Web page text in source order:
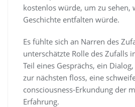
kostenlos würde, um zu sehen,
Geschichte entfalten würde.
Es fühlte sich an Narren des
unterschätzte Rolle des Zufalls
Teil eines Gesprächs, ein
zur nächsten floss, eine
consciousness-Erkundung der
Erfahrung.